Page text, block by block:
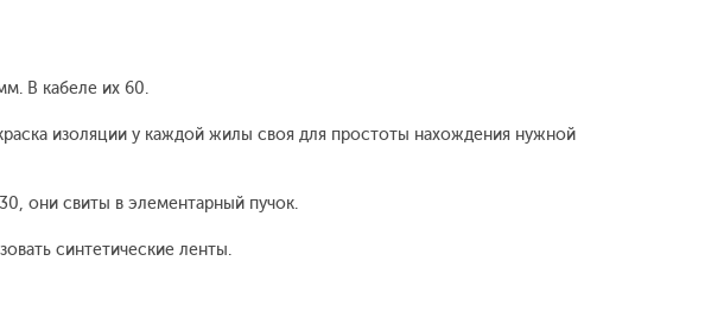
В кабеле их 60.
изоляции у каждой жилы своя для простоты нахождения нужной
они свиты в элементарный пучок.
синтетические ленты.